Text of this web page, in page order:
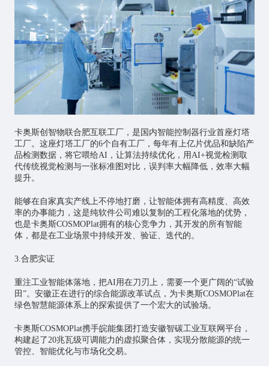
卡奥斯创智物联合肥互联工厂，是国内智能控制器行业首座灯塔
工厂。这座灯塔工厂的6个自有工厂，每年有上亿片优品和缺陷产
品检测数据，将它喂给AI，让算法持续优化，用AI+视觉检测取
代传统视觉检测与一张标准图对比，误判率大幅降低，效率大幅
提升。
能够在自家真实产线上不停地打磨，让智能体拥有高精度、高效
率的办事能力，这是纯软件公司难以复制的工程化落地的优势，
也是卡奥斯COSMOPlat拥有的核心竞争力，其开发的所有智能
体，都是在工业场景中持续开发、验证、迭代的。
3.合肥实证
重注工业智能体落地，把AI用在刀刃上，需要一个更广阔的“试验
田”。安徽正在进行的综合能源改革试点，为卡奥斯COSMOPlat在
绿色智慧能源体系上的探索提供了一个宏大的试验场。
卡奥斯COSMOPlat携手皖能集团打造安徽智碳工业互联网平台，
构建起了20兆瓦级可调能力的虚拟聚合体，实现分散能源的统一
管控、智能优化与市场化交易。